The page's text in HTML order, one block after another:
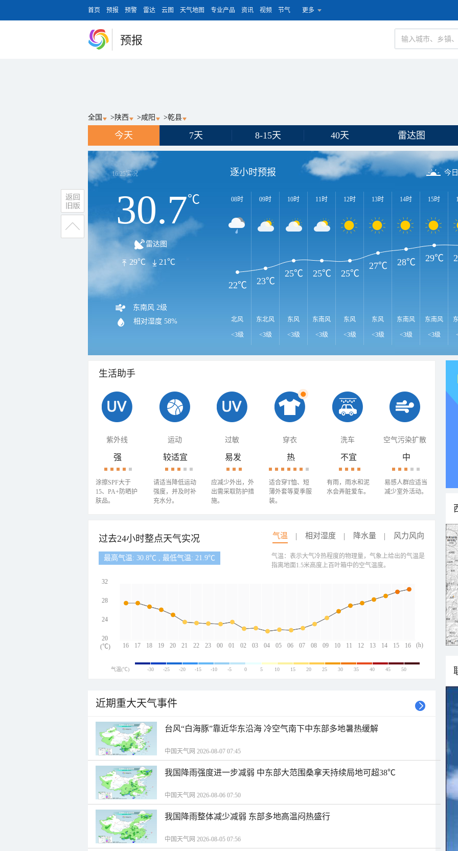
首页 预报 预警 雷达 云图 天气地图 专业产品 资讯 视频 节气 更多
预报
全国 > 陕西 >咸阳 >乾县
今天 7天 8-15天 40天 雷达图
16:25实况
30.7℃
雷达图
29℃ 21℃
东南风 2级
相对湿度 58%
逐小时预报 今
08时
北风
<3级
09时
东北风
<3级
10时
东风
<3级
11时
东南风
<3级
12时
东风
<3级
13时
东风
<3级
14时
东南风
<3级
15时
东南风
<3级
22℃ 23℃
25℃ 25℃ 25℃
27℃ 28℃ 29℃
生活助手
紫外线 运动 过敏 穿衣 洗车 空气污染扩散
强
涂擦SPF大于
15、PA+防晒护
肤品。
较适宜
请适当降低运动
强度，并及时补
充水分。
易发
应减少外出，外
出需采取防护措
施。
热
适合穿T恤、短
薄外套等夏季服
装。
不宜
有雨，雨水和泥
水会弄脏爱车。
中
易感人群应适当
减少室外活动。
过去24小时整点天气实况 气温 相对湿度 降水量 风力风向
最高气温: 30.8℃ , 最低气温: 21.9℃
16 17 18 19 20 21 22 23 00 01 02 03 04 05 06 07 08 09 10 11 12 13 14 15 16
32
28
24
20
(h)
(℃)
气温：表示大气冷热程度的物理量，气象上给出的气温是
指离地面1.5米高度上百叶箱中的空气温度。
气温(℃) -30 -25 -20 -15 -10 -5 0 5 10 15 20 25 30 35 40 45 50
近期重大天气事件
台风“白海豚”靠近华东沿海 冷空气南下中东部多地暑热缓解
中国天气网 2026-08-07 07:45
我国降雨强度进一步减弱 中东部大范围桑拿天持续局地可超38℃
中国天气网 2026-08-06 07:50
我国降雨整体减少减弱 东部多地高温闷热盛行
中国天气网 2026-08-05 07:56